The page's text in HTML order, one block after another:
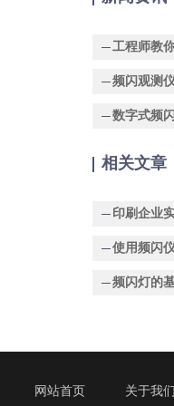
相关文章
印刷企业
使用频闪
频闪灯的
网站首页 关于我